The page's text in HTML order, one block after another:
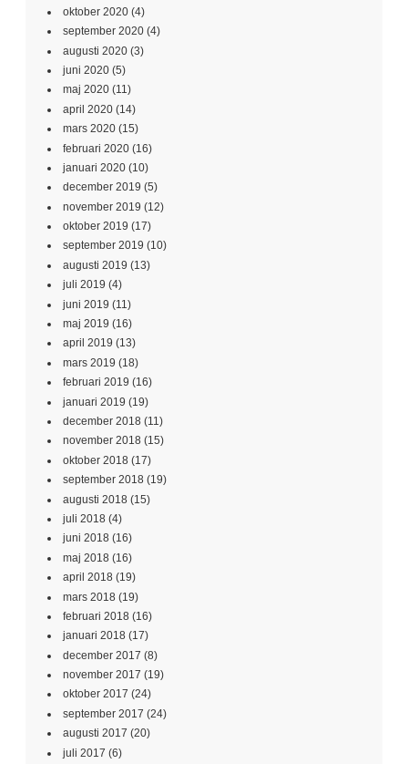
oktober 2020 (4)
september 2020 (4)
augusti 2020 (3)
juni 2020 (5)
maj 2020 (11)
april 2020 (14)
mars 2020 (15)
februari 2020 (16)
januari 2020 (10)
december 2019 (5)
november 2019 (12)
oktober 2019 (17)
september 2019 (10)
augusti 2019 (13)
juli 2019 (4)
juni 2019 (11)
maj 2019 (16)
april 2019 (13)
mars 2019 (18)
februari 2019 (16)
januari 2019 (19)
december 2018 (11)
november 2018 (15)
oktober 2018 (17)
september 2018 (19)
augusti 2018 (15)
juli 2018 (4)
juni 2018 (16)
maj 2018 (16)
april 2018 (19)
mars 2018 (19)
februari 2018 (16)
januari 2018 (17)
december 2017 (8)
november 2017 (19)
oktober 2017 (24)
september 2017 (24)
augusti 2017 (20)
juli 2017 (6)